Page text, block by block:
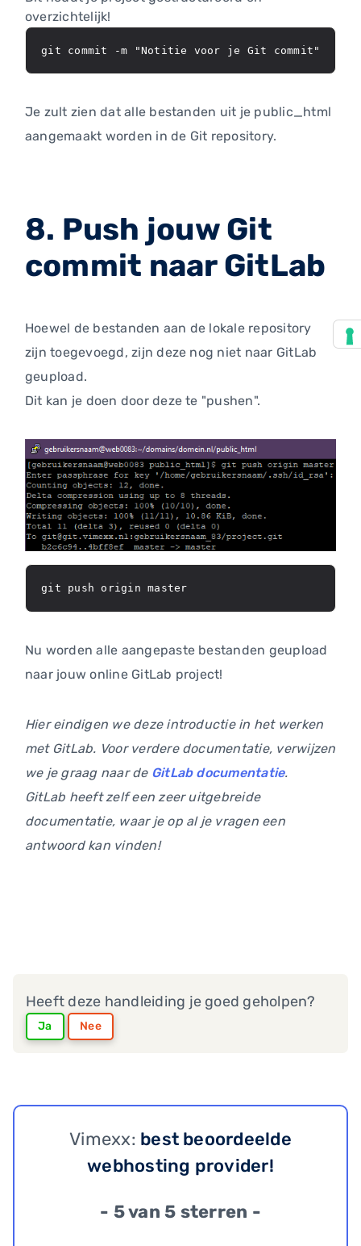
overzichtelijk!
git commit -m "Notitie voor je Git commit"
Je zult zien dat alle bestanden uit je public_html
aangemaakt worden in de Git repository.
8. Push jouw Git
commit naar GitLab
Hoewel de bestanden aan de lokale repository
zijn toegevoegd, zijn deze nog niet naar GitLab
geupload.
Dit kan je doen door deze te "pushen".
git push origin master
Nu worden alle aangepaste bestanden geupload
naar jouw online GitLab project!
Hier eindigen we deze introductie in het werken
met GitLab. Voor verdere documentatie, verwijzen
we je graag naar de GitLab documentatie.
GitLab heeft zelf een zeer uitgebreide
documentatie, waar je op al je vragen een
antwoord kan vinden!
Heeft deze handleiding je goed geholpen?
Ja Nee
Vimexx: best beoordeelde
webhosting provider!
- 5 van 5 sterren -